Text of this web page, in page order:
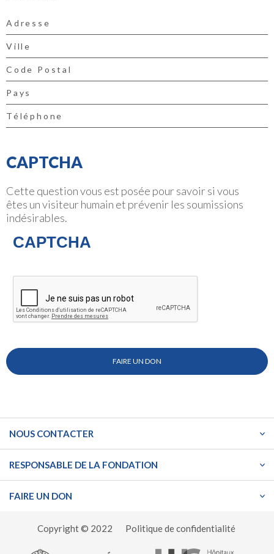
CAPTCHA
Cette question vous est posée pour savoir si vous
êtes un visiteur humain et prévenir les soumissions
indésirables.
CAPTCHA
NOUS CONTACTER
RESPONSABLE DE LA FONDATION
FAIRE UN DON
Copyright © 2022 Politique de confidentialité